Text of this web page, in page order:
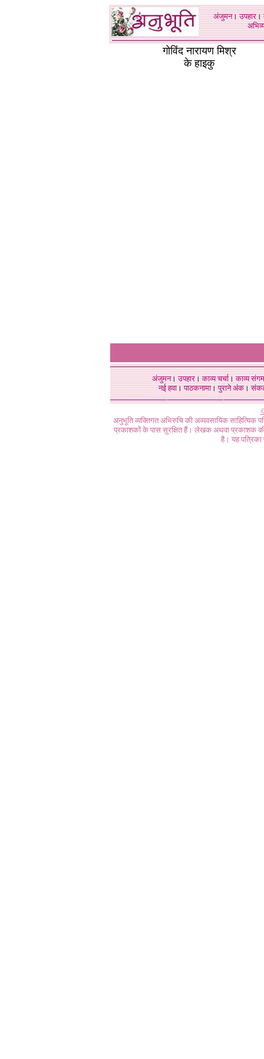
अंजुमन।उपहार।
गोविंद नारायण मिश्र
के हाइकु
अंजुमन।उपहार।काव्य चर्चा।काव्य संगम
नई हवा। पाठकनामा। पुराने अंक।
अनुभूति व्यक्तिगत अभिरुचि की अव्यवसायिक
प्रकाशकों के पास सुरक्षित हैं। लेखक अथवा प्रकाशक की
है। यह पत्रिका